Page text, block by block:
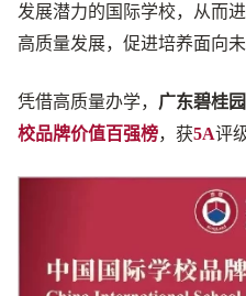
发展潜力的国际学校，从而
高质量发展，促进培养面向未
凭借高质量办学， 广东碧桂
校品牌价值百强榜，获5A评